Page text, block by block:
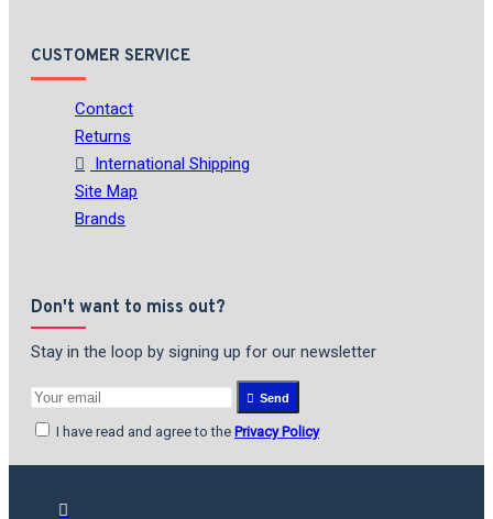
CUSTOMER SERVICE
Contact
Returns
International Shipping
Site Map
Brands
Don't want to miss out?
Stay in the loop by signing up for our newsletter
Send
I have read and agree to the Privacy Policy